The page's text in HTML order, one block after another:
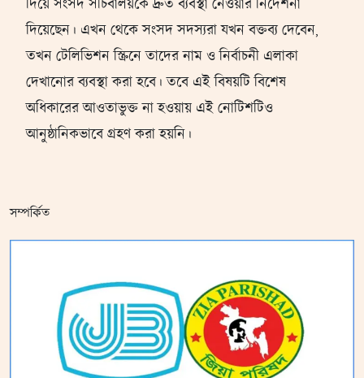
দিয়ে সংসদ সচিবালয়কে দ্রুত ব্যবস্থা নেওয়ার নির্দেশনা
দিয়েছেন। এখন থেকে সংসদ সদস্যরা যখন বক্তব্য দেবেন,
তখন টেলিভিশন স্ক্রিনে তাদের নাম ও নির্বাচনী এলাকা
দেখানোর ব্যবস্থা করা হবে। তবে এই বিষয়টি বিশেষ
অধিকারের আওতাভুক্ত না হওয়ায় এই নোটিশটিও
আনুষ্ঠানিকভাবে গ্রহণ করা হয়নি।
সম্পর্কিত